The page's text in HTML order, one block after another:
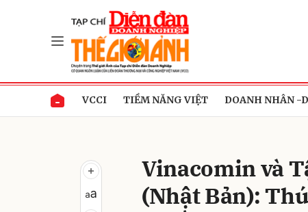
VCCI TIỀM NĂNG VIỆT DOANH NHÂN -
Vinacomin và
(Nhật Bản):